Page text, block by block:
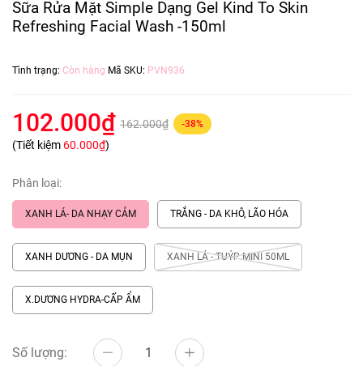
Sữa Rửa Mặt Simple Dạng Gel Kind To Skin
Refreshing Facial Wash -150ml
Tình trạng: Còn hàng Mã SKU: PVN936
102.000₫ 162.000₫ -38%
(Tiết kiệm 60.000₫)
Phân loại:
XANH LÁ- DA NHẠY CẢM TRẮNG - DA KHÔ, LÃO HÓA
XANH DƯƠNG - DA MỤN XANH LÁ - TUÝP MINI 50ML
X.DƯƠNG HYDRA-CẤP ẨM
Số lượng: